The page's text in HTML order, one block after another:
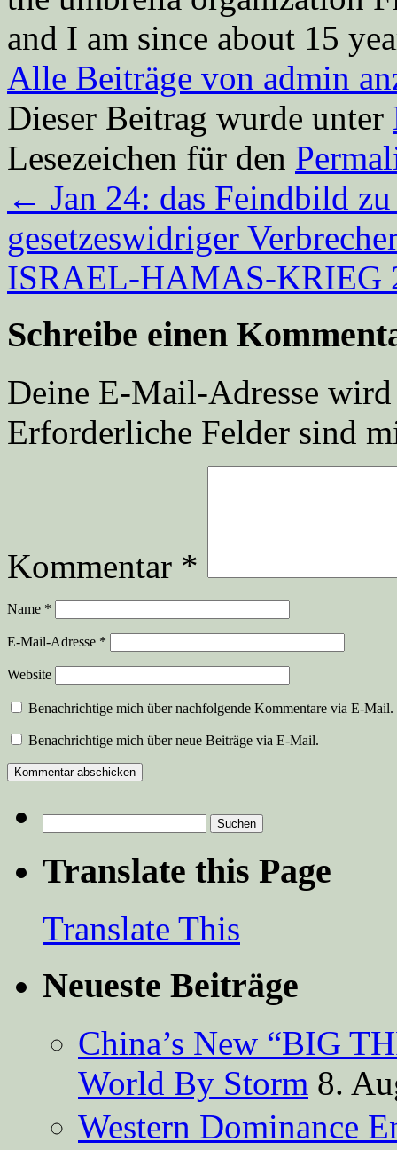
and I am since about 15
Alle Beiträge von admin
Dieser Beitrag wurde unter
Lesezeichen für den
← Jan 24: das Feindbild
gesetzeswidriger
ISRAEL-HAMAS-KRIEG
Schreibe einen
Deine E-Mail-Adresse
Erforderliche Felder sind
Kommentar *
Name *
E-Mail-Adresse *
Website
Benachrichtige mich über nachfolgende Kommentare via E-Mail.
Benachrichtige mich über neue Beiträge via E-Mail.
nach:
Translate this Page
Translate This
Neueste Beiträge
China’s New “BIG
World By Storm 8.
Western Dominance